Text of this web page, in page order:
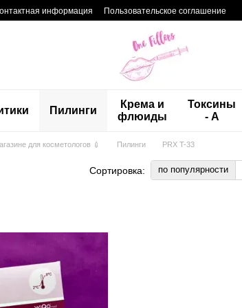
информация Пользовательское соглашение
Пилинги
Крема и
флюиды
Токсины
- А
для косметологов 💉 Пилинги PRX T-33
Сортировка: по популярности